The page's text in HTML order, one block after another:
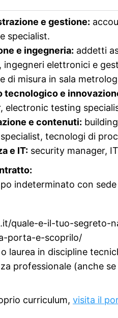
e gestione:
specialist.
e ingegneria: addetti
ingegneri elettronici e
di misura in sala
tecnologico e
electronic testing
e contenuti:
tecnologi di
e IT: security manager,
indeterminato con
quale-e-il-tuo-segreto-
porta-e-scoprilo/
laurea in discipline
professionale (anche
curriculum, visita il